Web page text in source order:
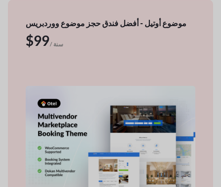
موضوع أوتيل - أفضل فندق حجز موضوع ووردبريس
$99 / سنة